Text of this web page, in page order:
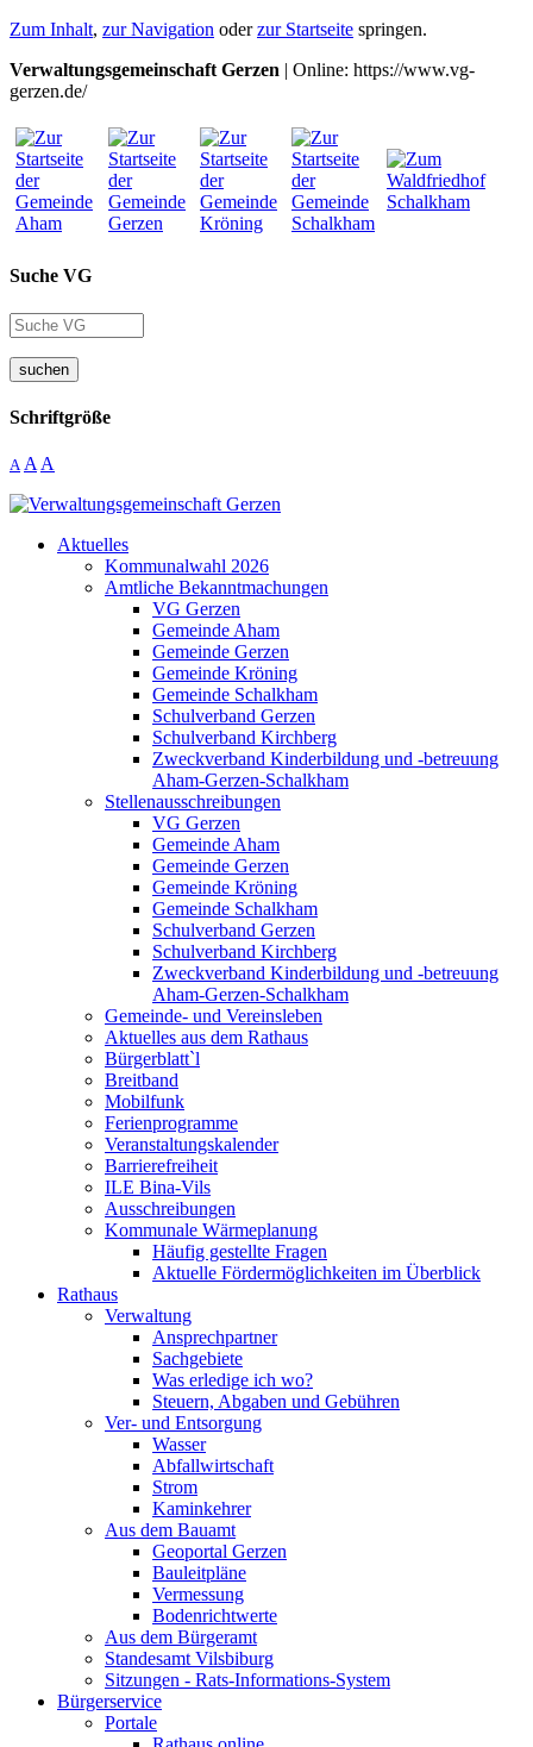
Zum Inhalt, zur Navigation oderzur Startseite springen.
Verwaltungsgemeinschaft Gerzen | Online: https://www.vg-
gerzen.de/
Suche VG
suchen
Schriftgröße
A A A
Aktuelles
Kommunalwahl 2026
Amtliche Bekanntmachungen
VG Gerzen
Gemeinde Aham
Gemeinde Gerzen
Gemeinde Kröning
Gemeinde Schalkham
Schulverband Gerzen
Schulverband Kirchberg
Zweckverband Kinderbildung und -betreuung
Aham-Gerzen-Schalkham
Stellenausschreibungen
VG Gerzen
Gemeinde Aham
Gemeinde Gerzen
Gemeinde Kröning
Gemeinde Schalkham
Schulverband Gerzen
Schulverband Kirchberg
Zweckverband Kinderbildung und -betreuung
Aham-Gerzen-Schalkham
Gemeinde- und Vereinsleben
Aktuelles aus dem Rathaus
Bürgerblatt`l
Breitband
Mobilfunk
Ferienprogramme
Veranstaltungskalender
Barrierefreiheit
ILE Bina-Vils
Ausschreibungen
Kommunale Wärmeplanung
Häufig gestellte Fragen
Aktuelle Fördermöglichkeiten im Überblick
Rathaus
Verwaltung
Ansprechpartner
Sachgebiete
Was erledige ich wo?
Steuern, Abgaben und Gebühren
Ver- und Entsorgung
Wasser
Abfallwirtschaft
Strom
Kaminkehrer
Aus dem Bauamt
Geoportal Gerzen
Bauleitpläne
Vermessung
Bodenrichtwerte
Aus dem Bürgeramt
Standesamt Vilsbiburg
Sitzungen - Rats-Informations-System
Bürgerservice
Portale